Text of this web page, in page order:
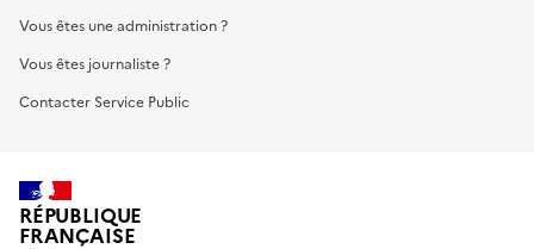
Vous êtes une administration ?
Vous êtes journaliste ?
Contacter Service Public
RÉPUBLIQUE
FRANÇAISE